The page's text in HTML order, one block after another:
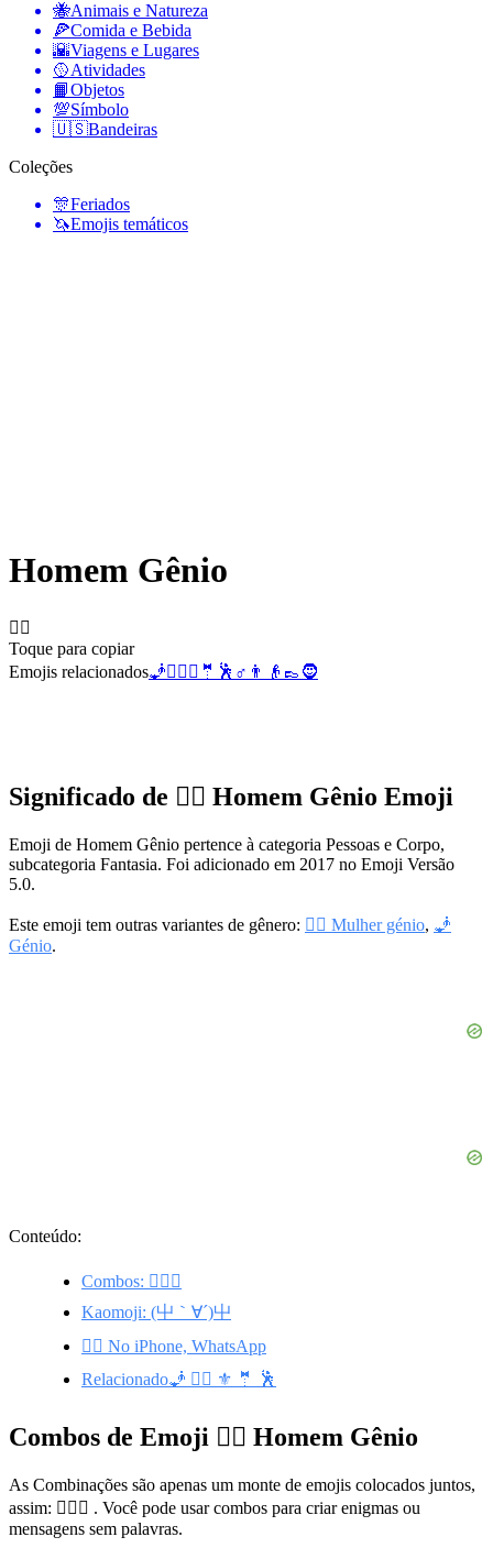
🐝Animais e Natureza
🍕Comida e Bebida
🌇Viagens e Lugares
🥎Atividades
📙Objetos
💯Símbolo
🇺🇸Bandeiras
Coleções
🎊Feriados
🦄Emojis temáticos
Homem Gênio
🧞‍♂️
Toque para copiar
Emojis relacionados🧞🧞‍♀️ ⚜️ 🤵 🕺 ♂️ 👨 👴 👞 🧔
Significado de 🧞‍♂️ Homem Gênio Emoji
Emoji de Homem Gênio pertence à categoria Pessoas e Corpo,
subcategoria Fantasia. Foi adicionado em 2017 no Emoji Versão
5.0.
Este emoji tem outras variantes de gênero: 🧞‍♀️ Mulher génio, 🧞
Génio.
Conteúdo:
Combos: 🧞‍♂️⚱️
Kaomoji: (屮｀∀´)屮
🧞‍♂️ No iPhone, WhatsApp
Relacionado🧞 🧞‍♀️ ⚜️ 🤵 🕺
Combos de Emoji 🧞‍♂️ Homem Gênio
As Combinações são apenas um monte de emojis colocados juntos,
assim: 🧞‍♂️⚱️ . Você pode usar combos para criar enigmas ou
mensagens sem palavras.